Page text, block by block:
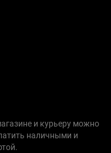
и курьеру можно
наличными и